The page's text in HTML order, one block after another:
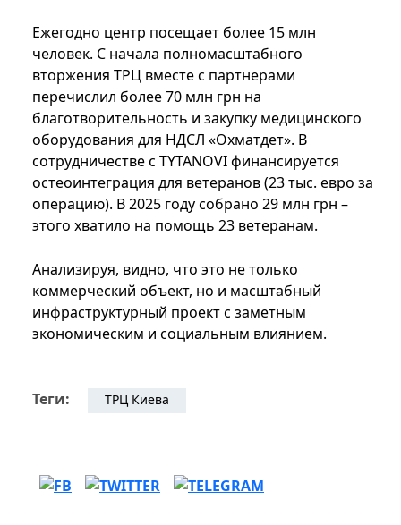
Ежегодно центр посещает более 15 млн
человек. С начала полномасштабного
вторжения ТРЦ вместе с партнерами
перечислил более 70 млн грн на
благотворительность и закупку медицинского
оборудования для НДСЛ «Охматдет». В
сотрудничестве с TYTANOVI финансируется
остеоинтеграция для ветеранов (23 тыс. евро за
операцию). В 2025 году собрано 29 млн грн –
этого хватило на помощь 23 ветеранам.
Анализируя, видно, что это не только
коммерческий объект, но и масштабный
инфраструктурный проект с заметным
экономическим и социальным влиянием.
Теги: ТРЦ Киева